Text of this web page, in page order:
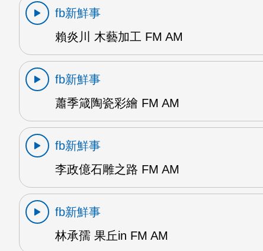
fb新鮮事
賴炎川 木藝加工 FM AM
fb新鮮事
蕭季箴陶瓷彩繪 FM AM
fb新鮮事
李政億石雕之路 FM AM
fb新鮮事
林承孺 果丘in FM AM